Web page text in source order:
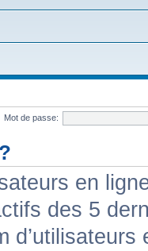
Mot de passe:
en
des 5